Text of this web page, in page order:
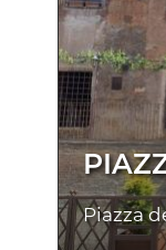
Piazza